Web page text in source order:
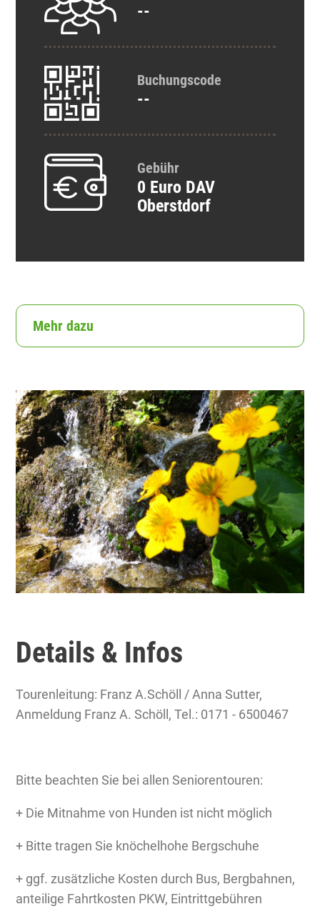
--
Buchungscode
--
Gebühr
0 Euro DAV
Oberstdorf
Mehr dazu
Details & Infos
Tourenleitung: Franz A.Schöll / Anna Sutter,
Anmeldung Franz A. Schöll, Tel.: 0171 - 6500467
Bitte beachten Sie bei allen Seniorentouren:
+ Die Mitnahme von Hunden ist nicht möglich
+ Bitte tragen Sie knöchelhohe Bergschuhe
+ ggf. zusätzliche Kosten durch Bus, Bergbahnen,
anteilige Fahrtkosten PKW, Eintrittgebühren